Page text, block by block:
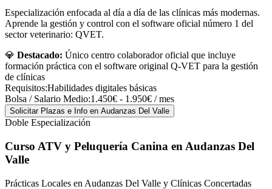
Especialización enfocada al día a día de las clínicas más modernas.
Aprende la gestión y control con el software oficial número 1 del
sector veterinario: QVET.
💎 Destacado: Único centro colaborador oficial que incluye
formación práctica con el software original Q-VET para la gestión
de clínicas
Requisitos:Habilidades digitales básicas
Bolsa / Salario Medio:1.450€ - 1.950€ / mes
Solicitar Plazas e Info en Audanzas Del Valle
Doble Especialización
Curso ATV y Peluquería Canina en Audanzas Del
Valle
Prácticas Locales en Audanzas Del Valle y Clínicas Concertadas